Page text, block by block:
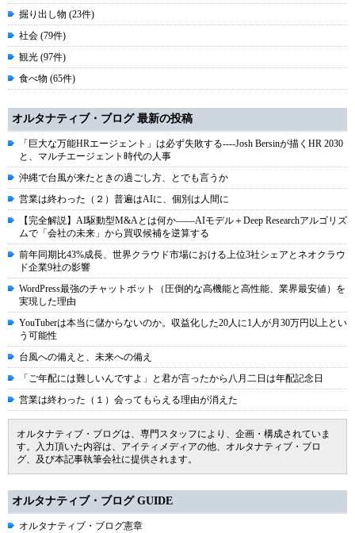
掘り出し物 (23件)
社会 (79件)
観光 (97件)
食べ物 (65件)
オルタナティブ・ブログ 最新の投稿
「巨大な万能HRエージェント」は必ず失敗する----Josh Bersinが描くHR 2030
と、マルチエージェント時代の人事
沖縄で台風が来たときの過ごし方、とでも言うか
営業は終わった（２）普遍はAIに、個別は人間に
【完全解説】AI駆動型M&Aとは何か――AIモデル＋Deep Researchアルゴリズ
ムで「会社の未来」から買収候補を逆算する
前年同期比43%成長、世界クラウド市場における上位3社シェアとネオクラウ
ド企業9社の影響
WordPress最強のチャットボット（圧倒的な高機能と高性能、業界最安値）を
実現した理由
YouTuberは本当に儲からないのか。収益化した20人に1人が月30万円以上とい
う可能性
台風への備えと、未来への備え
「ご年配には難しいんですよ」と君が言ったから八月二日は年配記念日
営業は終わった（１）会ってもらえる理由が消えた
オルタナティブ・ブログは、専門スタッフにより、企画・構成されていま
す。入力頂いた内容は、アイティメディアの他、オルタナティブ・ブロ
グ、及び本記事執筆会社に提供されます。
オルタナティブ・ブログ GUIDE
オルタナティブ・ブログ憲章